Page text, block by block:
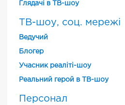
Глядачі в ТВ-шоу
ТВ-шоу, соц. мережі
Ведучий
Блогер
Учасник реаліті-шоу
Реальний герой в ТВ-шоу
Персонал